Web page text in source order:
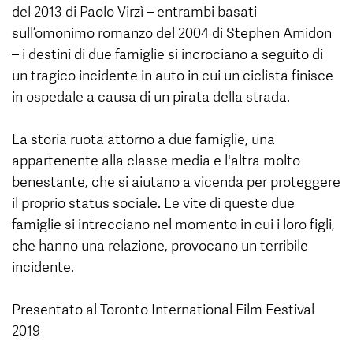
del 2013 di Paolo Virzì – entrambi basati
sull’omonimo romanzo del 2004 di Stephen Amidon
– i destini di due famiglie si incrociano a seguito di
un tragico incidente in auto in cui un ciclista finisce
in ospedale a causa di un pirata della strada.
La storia ruota attorno a due famiglie, una
appartenente alla classe media e l'altra molto
benestante, che si aiutano a vicenda per proteggere
il proprio status sociale. Le vite di queste due
famiglie si intrecciano nel momento in cui i loro figli,
che hanno una relazione, provocano un terribile
incidente.
Presentato al Toronto International Film Festival
2019